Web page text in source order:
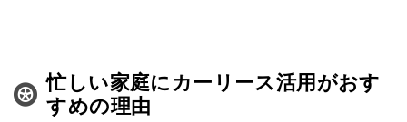
定額リースプランのご紹介
忙しい家庭にカーリース活用がおす
すめの理由